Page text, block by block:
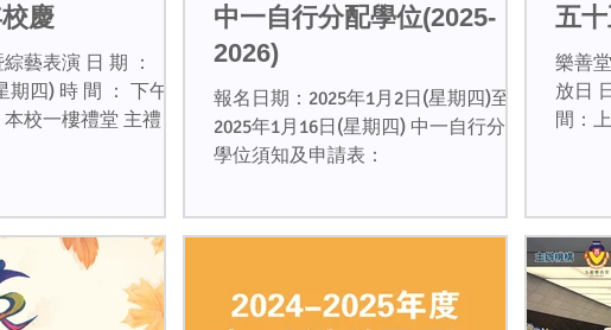
慶
表演 日 期 ：
間 ： 下午2
中一自行分配學位(2025-
2026)
報名日期：2025年1月2日(星期四)至
2025年1月16日(星期四) 中一自行分配
學位須知及申請表：
五
樂善
放日
間：